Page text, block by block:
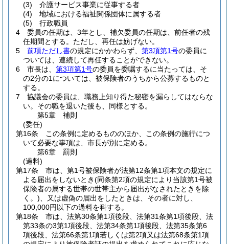
(3)
介護サービス事業に従事する者
(4)
地域における福祉関係団体に属する者
(5)
行政職員
4
委員の任期は、3年とし、補欠委員の任期は、前任者の残
任期間とする。 ただし、再任は妨げない。
5
前項ただし書の規定にかかわらず、 第3項第1号の委員に
ついては、連続して再任することができない。
6
市長は、 第3項第1号の委員を委嘱するに当たっては、そ
の2分の1については、被保険者のうちから公募するものと
する。
7
協議会の委員は、職務上知り得た秘密を漏らしてはならな
い。 その職を退いた後も、同様とする。
第5章
補則
(委任)
第16条
この条例に定めるもののほか、この条例の施行につ
いて必要な事項は、市長が別に定める。
第6章
罰則
(過料)
第17条
市は、第1号被保険者が法第12条第1項本文の規定に
よる届出をしないとき(同条第2項の規定により当該第1号被
保険者の属する世帯の世帯主から届出がなされたときを除
く。) 、又は虚偽の届出をしたときは、その者に対し、
100,000円以下の過料を科する。
第18条
市は、法第30条第1項後段、法第31条第1項後段、法
第33条の3第1項後段、法第34条第1項後段、法第35条第6
項後段、法第66条第1項若しくは第2項又は法第68条第1項